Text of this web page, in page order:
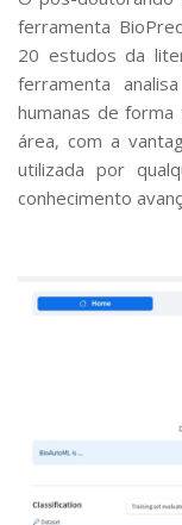
ferramenta
20 estudos da
ferramenta
humanas de
área, com a
utilizada por
conhecimento